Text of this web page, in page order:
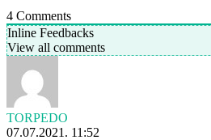
4 Comments
Inline Feedbacks
View all comments
TORPEDO
07.07.2021. 11:52